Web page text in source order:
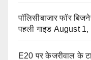
पॉलिसीबाजार फॉर
पहली गाइड August 1,
E20 पर केजरीवाल के